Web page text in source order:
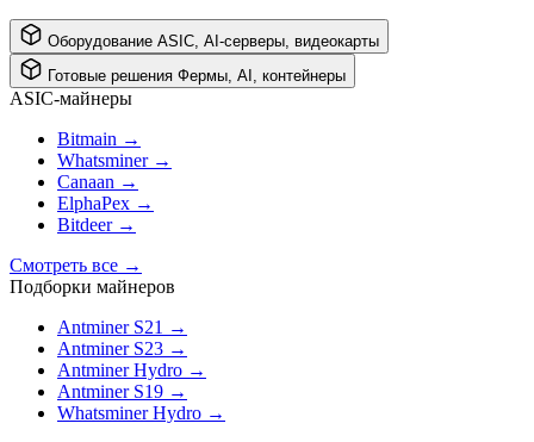
Оборудование ASIC, AI-серверы, видеокарты
Готовые решения Фермы, AI, контейнеры
ASIC-майнеры
Bitmain →
Whatsminer →
Canaan →
ElphaPex →
Bitdeer →
Смотреть все →
Подборки майнеров
Antminer S21 →
Antminer S23 →
Antminer Hydro →
Antminer S19 →
Whatsminer Hydro →